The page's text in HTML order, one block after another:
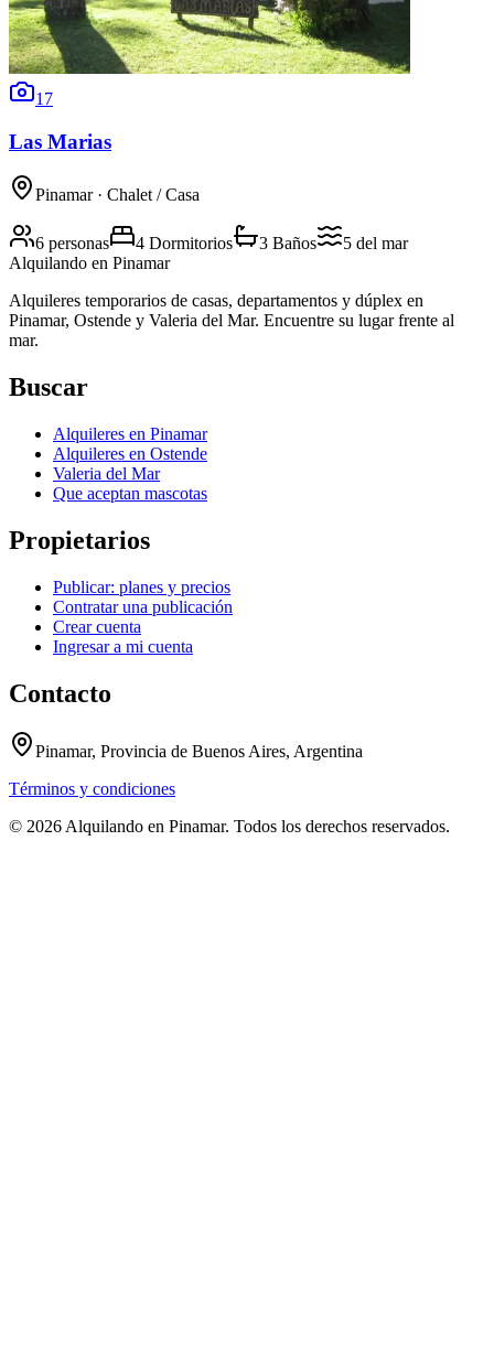
17
Las Marias
Pinamar· Chalet / Casa
6 personas 4 Dormitorios 3 Baños 5 del mar
Alquilando en Pinamar
Alquileres temporarios de casas, departamentos y dúplex en
Pinamar, Ostende y Valeria del Mar. Encuentre su lugar frente al
mar.
Buscar
Alquileres en Pinamar
Alquileres en Ostende
Valeria del Mar
Que aceptan mascotas
Propietarios
Publicar: planes y precios
Contratar una publicación
Crear cuenta
Ingresar a mi cuenta
Contacto
Pinamar, Provincia de Buenos Aires, Argentina
Términos y condiciones
© 2026 Alquilando en Pinamar. Todos los derechos reservados.